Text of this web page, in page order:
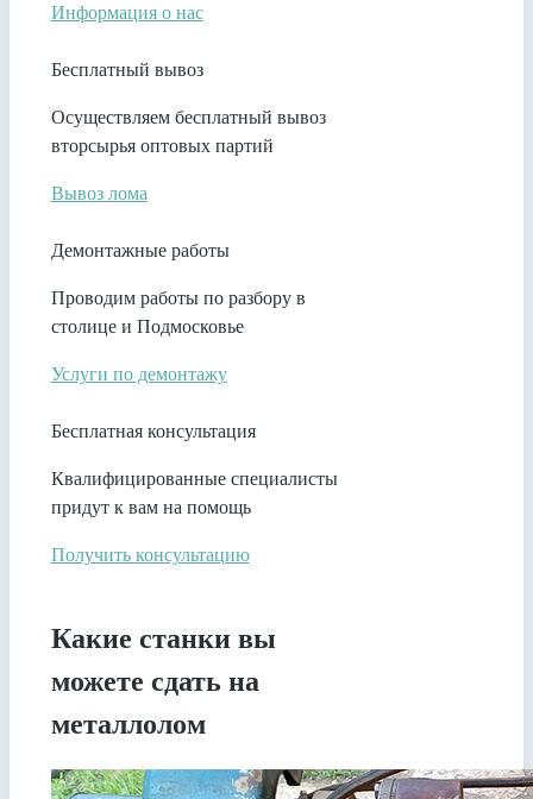
Информация о нас
Бесплатный вывоз
Осуществляем бесплатный вывоз
вторсырья оптовых партий
Вывоз лома
Демонтажные работы
Проводим работы по разбору в
столице и Подмосковье
Услуги по демонтажу
Бесплатная консультация
Квалифицированные специалисты
придут к вам на помощь
Получить консультацию
Какие станки вы
можете сдать на
металлолом